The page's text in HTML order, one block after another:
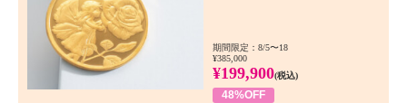
期間限定：8/5〜18
¥385,000
¥199,900(税込)
48%OFF